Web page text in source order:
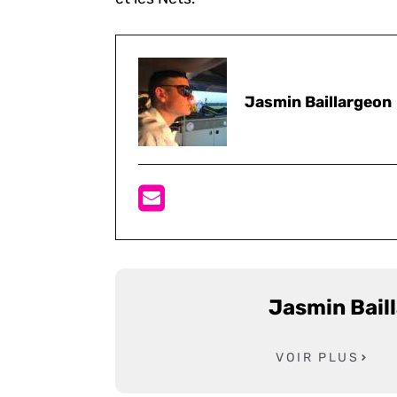
Jasmin Baillargeon
Jasmin
VOIR PLUS